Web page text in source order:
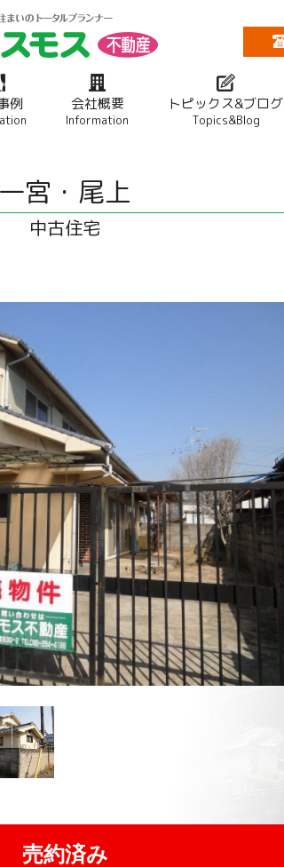
例 会社概要
Information
トピックス&ブログ
Topics&Blog
一宮・尾上
中古住宅
売約済み